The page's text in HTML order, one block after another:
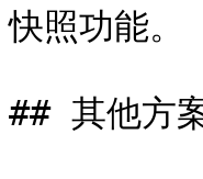
快照功能。
## 其他方